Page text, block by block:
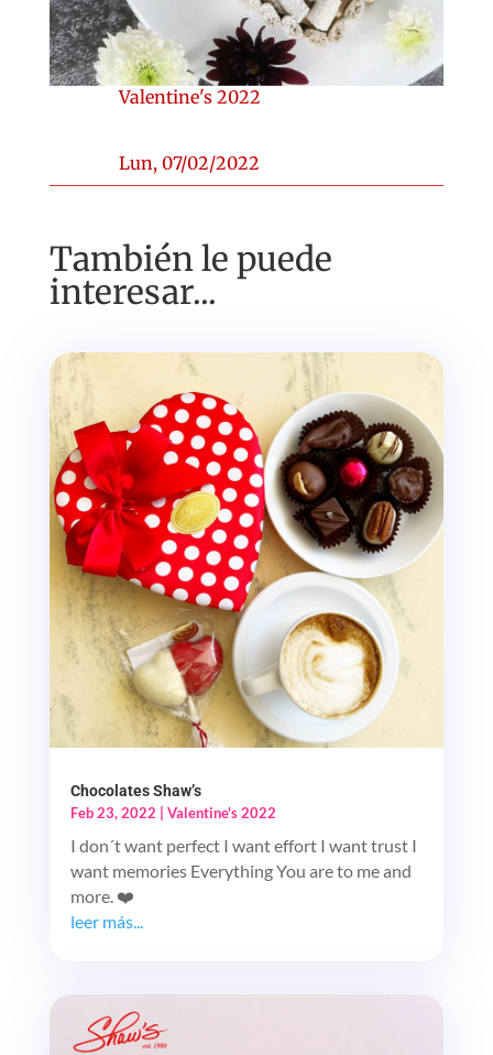
Valentine's 2022
Lun, 07/02/2022
También le puede
interesar...
Chocolates Shaw’s
Feb 23, 2022
Valentine's 2022
I don´t want perfect I want effort I want trust I
want memories Everything You are to me and
more. ❤️
leer más...